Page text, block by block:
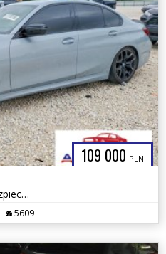
109 000 PLN
2025 BMW M340I, 3L, od ubezpieczalni
5609